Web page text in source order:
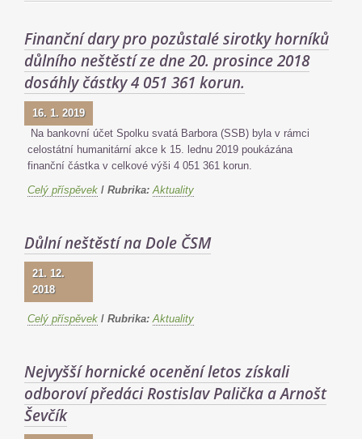
Finanční dary pro pozůstalé sirotky horníků
důlního neštěstí ze dne 20. prosince 2018
dosáhly částky 4 051 361 korun.
16. 1. 2019
Na bankovní účet Spolku svatá Barbora (SSB) byla v rámci
celostátní humanitární akce k 15. lednu 2019 poukázána
finanční částka v celkové výši 4 051 361 korun.
Celý příspěvek / Rubrika: Aktuality
Důlní neštěstí na Dole ČSM
21. 12.
2018
Celý příspěvek / Rubrika: Aktuality
Nejvyšší hornické ocenění letos získali
odboroví předáci Rostislav Palička a Arnošt
Ševčík